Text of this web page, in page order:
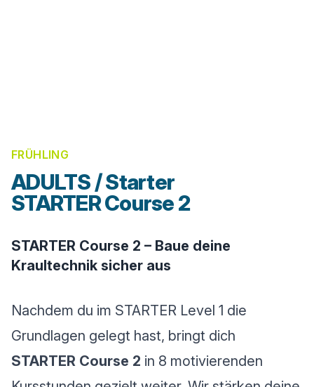
FRÜHLING
ADULTS / Starter
STARTER Course 2
STARTER Course 2 – Baue deine
Kraultechnik sicher aus
Nachdem du im STARTER Level 1 die
Grundlagen gelegt hast, bringt dich
STARTER Course 2 in 8 motivierenden